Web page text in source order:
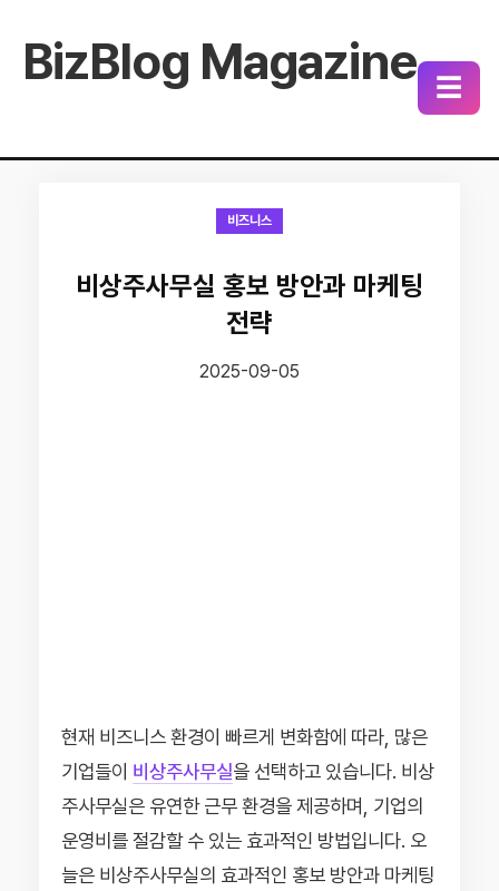
BizBlog Magazine ☰
비즈니스
비상주사무실 홍보 방안과 마케팅
전략
2025-09-05
현재 비즈니스 환경이 빠르게 변화함에 따라, 많은
기업들이 비상주사무실을 선택하고 있습니다. 비상
주사무실은 유연한 근무 환경을 제공하며, 기업의
운영비를 절감할 수 있는 효과적인 방법입니다. 오
늘은 비상주사무실의 효과적인 홍보 방안과 마케팅